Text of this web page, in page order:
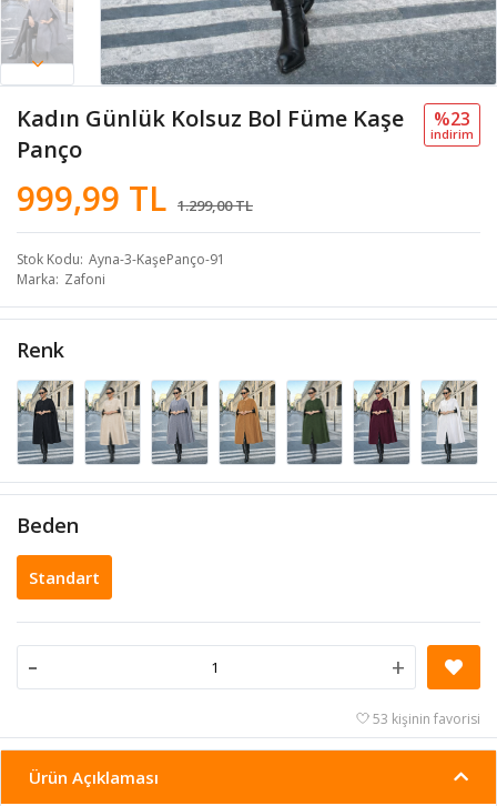
Kadın Günlük Kolsuz Bol Füme Kaşe
Panço
999,99 TL 1.299,00 TL
%23
i̇ndi̇ri̇m
Stok Kodu Ayna-3-KaşePanço-91
Marka Zafoni
Renk
Beden
Standart
- +
53 kişinin favorisi
Ürün Açıklaması